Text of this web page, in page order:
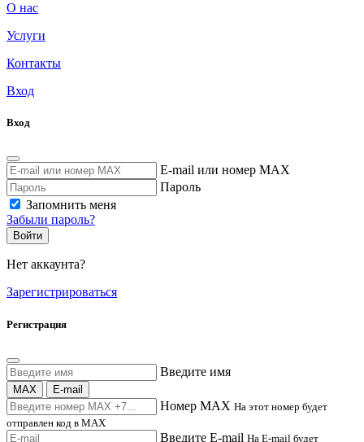
О нас
Услуги
Контакты
Вход
Вход
E-mail или номер MAX
Пароль
Запомнить меня
Забыли пароль?
Войти
Нет аккаунта?
Зарегистрироваться
Регистрация
Введите имя
MAX E-mail
Номер MAX На этот номер будет
отправлен код в MAX
Введите E-mail На E-mail будет